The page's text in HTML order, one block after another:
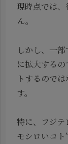
現時点では
ん。
しかし、一
に拡大する
トするので
す。
特に、フジテ
モシロいコ